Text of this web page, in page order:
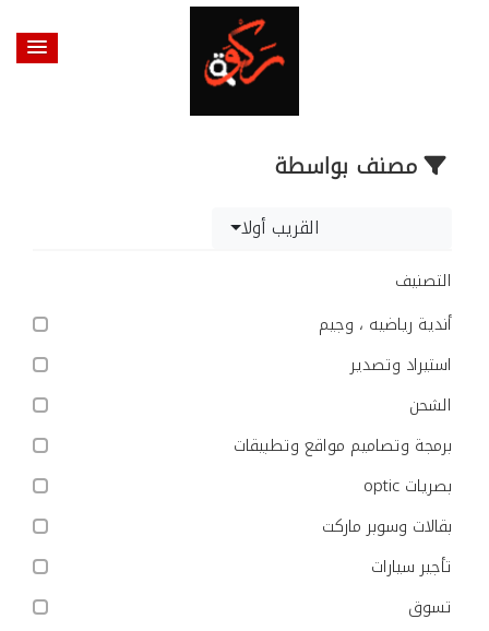
مصنف بواسطة
القريب أولا
التصنيف
أندية رياضيه ، وجيم
استيراد وتصدير
الشحن
برمجة وتصاميم مواقع وتطبيقات
بصريات optic
بقالات وسوبر ماركت
تأجير سيارات
تسوق